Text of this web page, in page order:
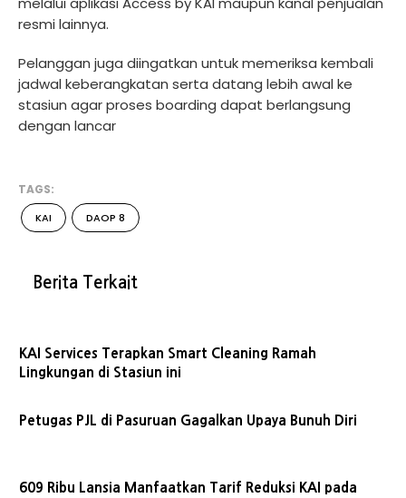
resmi lainnya.
Pelanggan juga diingatkan untuk memeriksa kembali
jadwal keberangkatan serta datang lebih awal ke
stasiun agar proses boarding dapat berlangsung
dengan lancar
TAGS:
KAI DAOP 8
Berita Terkait
KAI Services Terapkan Smart Cleaning Ramah
Lingkungan di Stasiun ini
Petugas PJL di Pasuruan Gagalkan Upaya Bunuh Diri
609 Ribu Lansia Manfaatkan Tarif Reduksi KAI pada